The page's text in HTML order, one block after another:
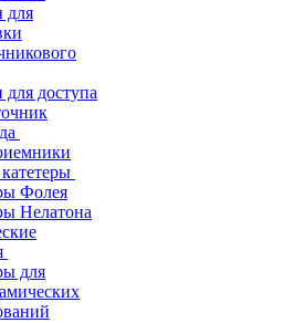
для
доступа
Фолея
Нелатона
для